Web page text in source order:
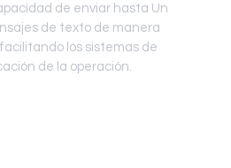
de enviar hasta Un
de texto de manera
los sistemas de
de la operación.